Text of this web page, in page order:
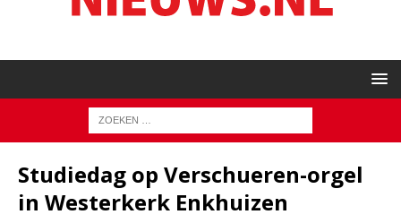
Studiedag op Verschueren-orgel
in Westerkerk Enkhuizen